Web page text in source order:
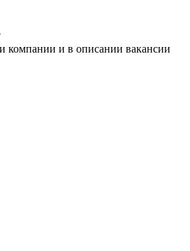
компании и в описании вакансии